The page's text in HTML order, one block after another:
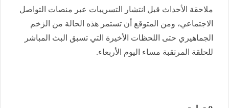
ملاحقة الأحداث قبل انتشار التسريبات عبر منصات التواصل
الاجتماعي، ومن المتوقع أن تستمر هذه الحالة من الزخم
الجماهيري حتى اللحظات الأخيرة التي تسبق البث المباشر
للحلقة المرتقبة مساء اليوم الأربعاء.